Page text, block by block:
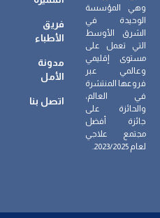
وهي المؤسسة
الوحيدة في
الشرق الأوسط
التي تعمل على
مستوى إقليمي
وعالمي عبر
فروعها المنتشرة
في العالم،
والحائزة على
جائزة أفضل
مجتمع علاجي
لعام 2023/2025.
فريق
الأطباء
مدونة
الأمل
اتصل بنا